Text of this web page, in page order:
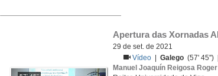
Apertura das Xornadas
29 de set. de 2021
Vídeo
|Galego (57'
Manuel Joaquín Reigosa Roger